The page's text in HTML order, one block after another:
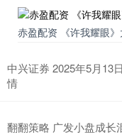
赤盈配资 《许我耀眼》
中兴证券 2025年5月13
情
翻翻策略 广发小盘成长